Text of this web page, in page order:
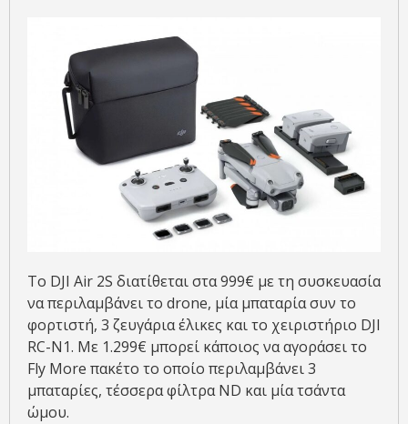
Το DJI Air 2S διατίθεται στα 999€ με τη συσκευασία
να περιλαμβάνει το drone, μία μπαταρία συν το
φορτιστή, 3 ζευγάρια έλικες και το χειριστήριο DJI
RC-N1. Με 1.299€ μπορεί κάποιος να αγοράσει το
Fly More πακέτο το οποίο περιλαμβάνει 3
μπαταρίες, τέσσερα φίλτρα ND και μία τσάντα
ώμου.